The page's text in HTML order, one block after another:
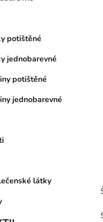
potištěné
jednobarevné
potištěné
jednobarevné
látky